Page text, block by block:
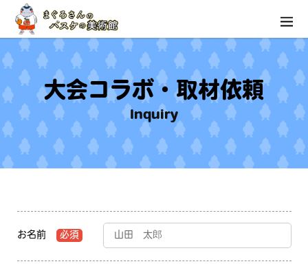
大会コラボ・取材依頼
Inquiry
お名前 必須